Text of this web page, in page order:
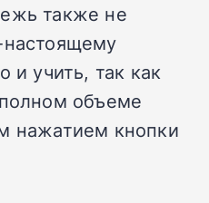
также не
и учить, так как
объеме
нажатием кнопки